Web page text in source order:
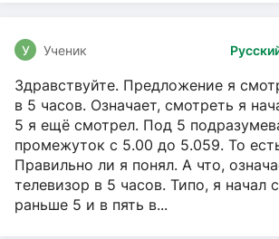
У Ученик
Здравствуйте. Предложение я
в 5 часов. Означает, смотреть я
5 я ещё смотрел. Под 5
промежуток с 5.00 до 5.059. То
Правильно ли я понял. А что,
телевизор в 5 часов. Типо, я начал
раньше 5 и в пять в...